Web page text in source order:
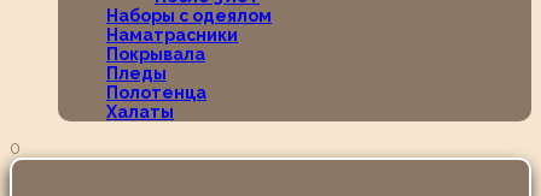
Наборы с одеялом
Наматрасники
Покрывала
Пледы
Полотенца
Халаты
0